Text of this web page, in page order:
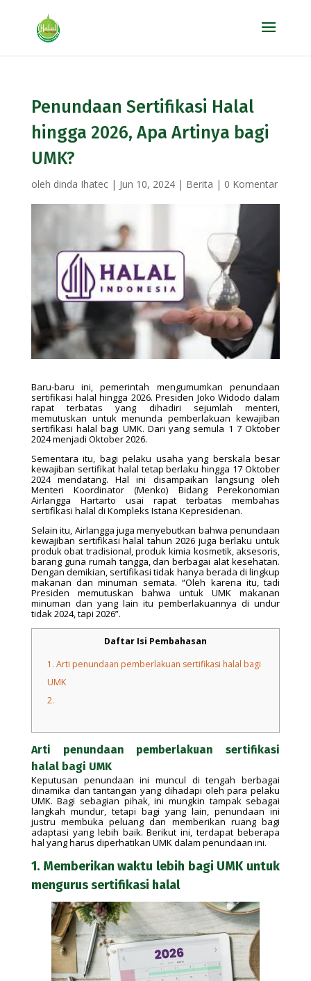
Penundaan Sertifikasi Halal
hingga 2026, Apa Artinya bagi
UMK?
oleh dinda Ihatec| Jun 10, 2024| Berita | 0 Komentar
Baru-baru ini, pemerintah mengumumkan penundaan
sertifikasi halal hingga 2026. Presiden Joko Widodo dalam
rapat terbatas yang dihadiri sejumlah menteri,
memutuskan untuk menunda pemberlakuan kewajiban
sertifikasi halal bagi UMK. Dari yang semula 1 7 Oktober
2024 menjadi Oktober 2026.
Sementara itu, bagi pelaku usaha yang berskala besar
kewajiban sertifikat halal tetap berlaku hingga 17 Oktober
2024 mendatang. Hal ini disampaikan langsung oleh
Menteri Koordinator (Menko) Bidang Perekonomian
Airlangga Hartarto usai rapat terbatas membahas
sertifikasi halal di Kompleks Istana Kepresidenan.
Selain itu, Airlangga juga menyebutkan bahwa penundaan
kewajiban sertifikasi halal tahun 2026 juga berlaku untuk
produk obat tradisional, produk kimia kosmetik, aksesoris,
barang guna rumah tangga, dan berbagai alat kesehatan.
Dengan demikian, sertifikasi tidak hanya berada di lingkup
makanan dan minuman semata. “Oleh karena itu, tadi
Presiden memutuskan bahwa untuk UMK makanan
minuman dan yang lain itu pemberlakuannya di undur
tidak 2024, tapi 2026”.
Daftar Isi Pembahasan
1. Arti penundaan pemberlakuan sertifikasi halal bagi
UMK
2.
Arti penundaan pemberlakuan sertifikasi
halal bagi UMK
Keputusan penundaan ini muncul di tengah berbagai
dinamika dan tantangan yang dihadapi oleh para pelaku
UMK. Bagi sebagian pihak, ini mungkin tampak sebagai
langkah mundur, tetapi bagi yang lain, penundaan ini
justru membuka peluang dan memberikan ruang bagi
adaptasi yang lebih baik. Berikut ini, terdapat beberapa
hal yang harus diperhatikan UMK dalam penundaan ini.
1. Memberikan waktu lebih bagi UMK untuk
mengurus sertifikasi halal